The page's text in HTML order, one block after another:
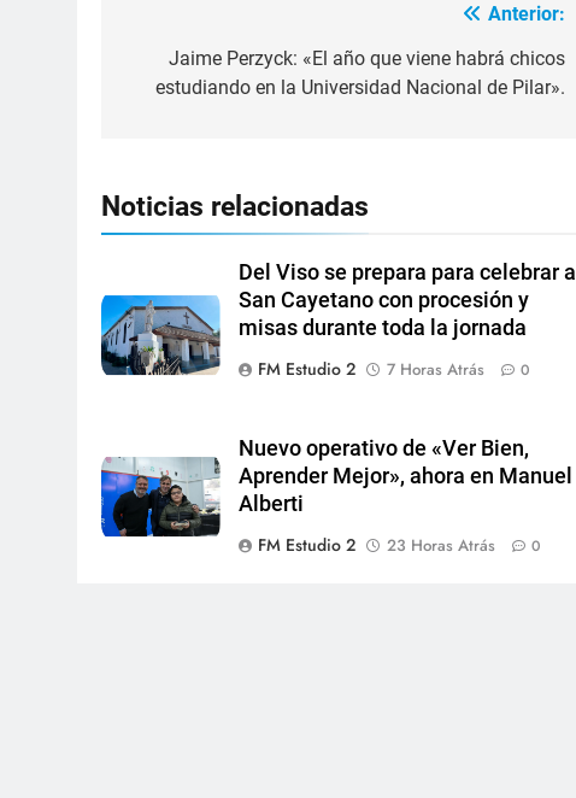
Anterior:
Jaime Perzyck: «El año que viene habrá chicos
estudiando en la Universidad Nacional de Pilar».
Noticias relacionadas
Del Viso se prepara para celebrar a
San Cayetano con procesión y
misas durante toda la jornada
FM Estudio 2
7 Horas Atrás 0
Nuevo operativo de «Ver Bien,
Aprender Mejor», ahora en Manuel
Alberti
FM Estudio 2
23 Horas Atrás 0